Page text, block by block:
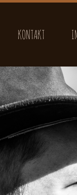
KONTAKT